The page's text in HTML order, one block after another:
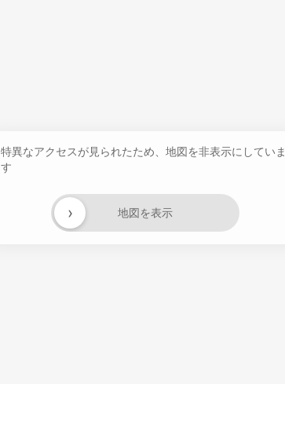
特異なアクセスが見られたため、地図を非表示にしていま
す
地図を表示
›